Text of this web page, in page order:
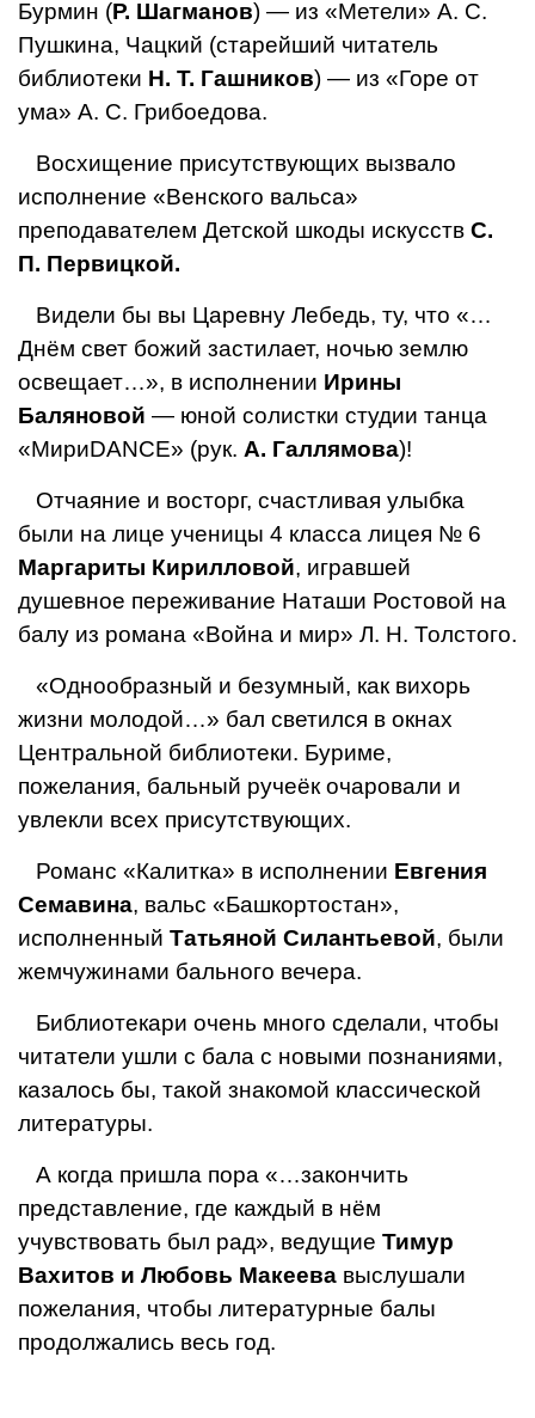
Бурмин (Р. Шагманов) — из «Метели» А. С.
Пушкина, Чацкий (старейший чи­татель
библиотеки Н. Т. Гашников) — из «Горе от
ума» А. С. Грибоедова.
Восхищение присутствующих вызвало
исполнение «Венского вальса»
преподавателем Детской шкоды искусств С.
П. Первицкой.
Видели бы вы Царевну Лебедь, ту, что «…
Днём свет божий застилает, ночью землю
освещает…», в исполнении Ирины
Баляновой — юной солистки сту­дии танца
«МириDАNСЕ» (рук. А. Галлямова)!
Отчаяние и восторг, счастливая улыбка
были на лице ученицы 4 класса лицея № 6
Маргариты Ки­рилловой, игравшей
душевное переживание На­таши Ростовой на
балу из романа «Война и мир» Л. Н. Толстого.
«Однообразный и безумный, как вихорь
жизни молодой…» бал светился в окнах
Центральной би­блиотеки. Буриме,
пожелания, баль­ный ручеёк очаровали и
увлекли всех присутствующих.
Романс «Калитка» в исполнении Евгения
Семавина, вальс «Башкортостан»,
исполненный Татьяной Силантьевой, были
жемчужинами бального вечера.
Библиотекари очень много сделали, чтобы
чита­тели ушли с бала с новыми познаниями,
казалось бы, такой знакомой классической
литературы.
А когда пришла пора «…закончить
представление, где каждый в нём
учувствовать был рад», ведущие Ти­мур
Вахитов и Любовь Макеева выслушали
пожела­ния, чтобы литературные балы
продолжались весь год.